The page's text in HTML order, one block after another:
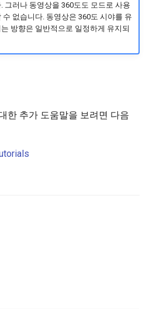
그러나 동영상을 360도도 모드로 사용
없습니다. 동영상은 360도 시야를 유
방향은 일반적으로 일정하게 유지되
한 추가 도움말을 보려면 다음